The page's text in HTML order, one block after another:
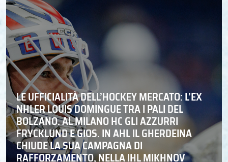
LE UFFICIALITÀ DELL’HOCKEY MERCATO: L’EX
NHLER LOUIS DOMINGUE TRA I PALI DEL
BOLZANO. AL MILANO HC GLI AZZURRI
FRYCKLUND E GIOS. IN AHL IL GHERDEINA
CHIUDE LA SUA CAMPAGNA DI
RAFFORZAMENTO, NELLA IHL MIKHNOV